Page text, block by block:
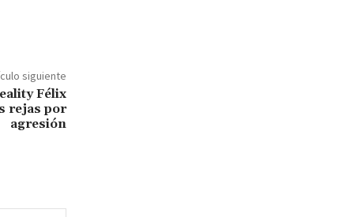
siguiente
Félix
rejas por
agresión